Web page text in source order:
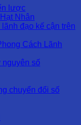
lược
Nhân
đạo kế cận trên
Cách Lãnh
nguyên số
chuyển đổi số